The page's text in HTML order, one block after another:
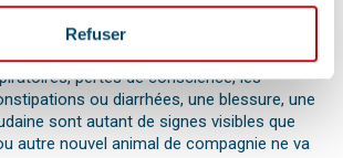
Refuser
il faut faire attention aux
anormal ou abattement doit
pertes de conscience, les
ou diarrhées, une blessure, une
sont autant de signes visibles que
autre nouvel animal de compagnie ne va